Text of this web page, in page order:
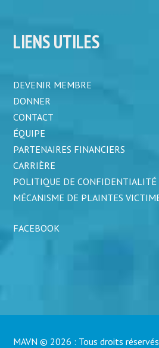
LIENS UTILES
DEVENIR MEMBRE
DONNER
CONTACT
ÉQUIPE
PARTENAIRES FINANCIERS
CARRIÈRE
POLITIQUE DE CONFIDENTIALITÉ
MÉCANISME DE PLAINTES
FACEBOOK
MAVN © 2026 : Tous droits